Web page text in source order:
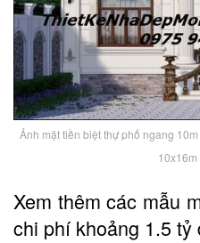
Ảnh mặt tiền biệt thự phố ngang
Xem thêm các mẫu
chi phí khoảng 1.5 tỷ